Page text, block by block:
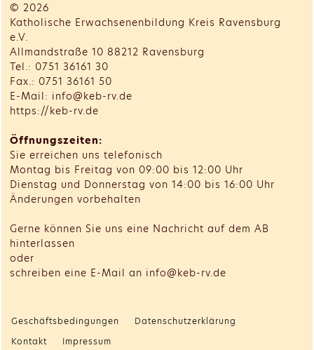
© 2026
Katholische Erwachsenenbildung Kreis Ravensburg
e.V.
Allmandstraße 10 88212 Ravensburg
Tel.: 0751 36161 30
Fax.: 0751 36161 50
E-Mail: info@keb-rv.de
https://keb-rv.de
Öffnungszeiten:
Sie erreichen uns telefonisch
Montag bis Freitag von 09:00 bis 12:00 Uhr
Dienstag und Donnerstag von 14:00 bis 16:00 Uhr
Änderungen vorbehalten
Gerne können Sie uns eine Nachricht auf dem AB
hinterlassen
oder
schreiben eine E-Mail an info@keb-rv.de
Geschäftsbedingungen
Datenschutzerklärung
Kontakt
Impressum